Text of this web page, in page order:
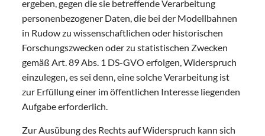
ergeben, gegen die sie betreffende Verarbeitung
personenbezogener Daten, die bei der Modellbahnen
in Rudow zu wissenschaftlichen oder historischen
Forschungszwecken oder zu statistischen Zwecken
gemäß Art. 89 Abs. 1 DS-GVO erfolgen, Widerspruch
einzulegen, es sei denn, eine solche Verarbeitung ist
zur Erfüllung einer im öffentlichen Interesse liegenden
Aufgabe erforderlich.
Zur Ausübung des Rechts auf Widerspruch kann sich